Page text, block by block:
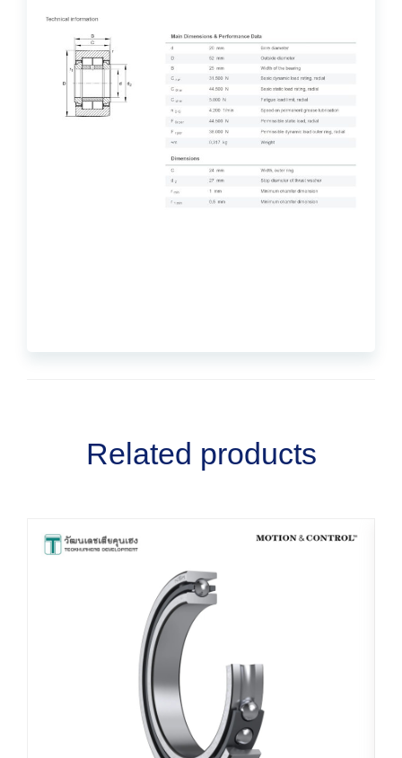
Related products